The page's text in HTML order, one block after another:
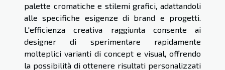
palette cromatiche e stilemi grafici, adattandoli
alle specifiche esigenze di brand e progetti.
L'efficienza creativa raggiunta consente ai
designer di sperimentare rapidamente
molteplici varianti di concept e visual, offrendo
la possibilità di ottenere risultati personalizzati